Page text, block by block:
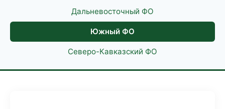
Дальневосточный ФО
Южный ФО
Северо-Кавказский ФО